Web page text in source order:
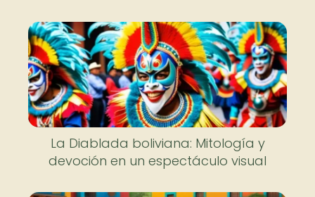
La Diablada boliviana: Mitología y
devoción en un espectáculo visual